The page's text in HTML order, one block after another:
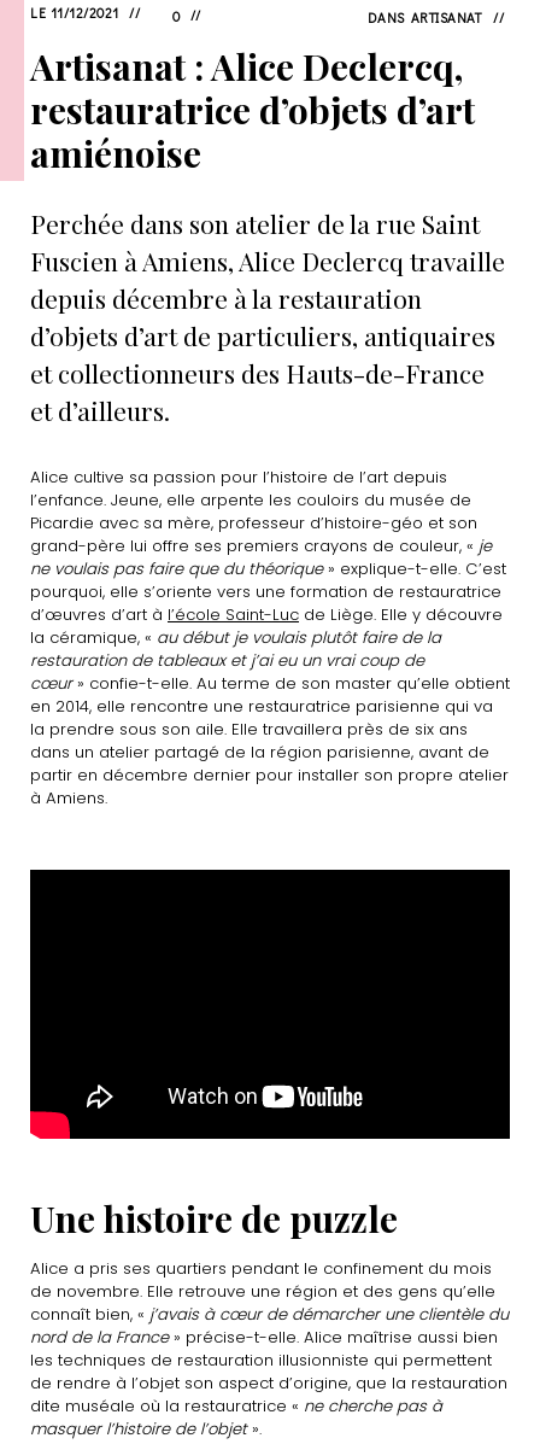
LE 11/12/2021 0 DANS ARTISANAT
Artisanat : Alice Declercq,
restauratrice d’objets d’art
amiénoise
Perchée dans son atelier de la rue Saint
Fuscien à Amiens, Alice Declercq travaille
depuis décembre à la restauration
d’objets d’art de particuliers, antiquaires
et collectionneurs des Hauts-de-France
et d’ailleurs.
Alice cultive sa passion pour l’histoire de l’art depuis
l’enfance. Jeune, elle arpente les couloirs du musée de
Picardie avec sa mère, professeur d’histoire-géo et son
grand-père lui offre ses premiers crayons de couleur, « je
ne voulais pas faire que du théorique» explique-t-elle. C’est
pourquoi, elle s’oriente vers une formation de restauratrice
d’œuvres d’art à l’école Saint-Luc de Liège. Elle y découvre
la céramique, « au début je voulais plutôt faire de la
restauration de tableaux et j’ai eu un vrai coup de
cœur » confie-t-elle. Au terme de son master qu’elle obtient
en 2014, elle rencontre une restauratrice parisienne qui va
la prendre sous son aile. Elle travaillera près de six ans
dans un atelier partagé de la région parisienne, avant de
partir en décembre dernier pour installer son propre atelier
à Amiens.
Une histoire de puzzle
Alice a pris ses quartiers pendant le confinement du mois
de novembre. Elle retrouve une région et des gens qu’elle
connaît bien, « j’avais à cœur de démarcher une clientèle du
nord de la France» précise-t-elle. Alice maîtrise aussi bien
les techniques de restauration illusionniste qui permettent
de rendre à l’objet son aspect d’origine, que la restauration
dite muséale où la restauratrice « ne cherche pas à
masquer l’histoire de l’objet».